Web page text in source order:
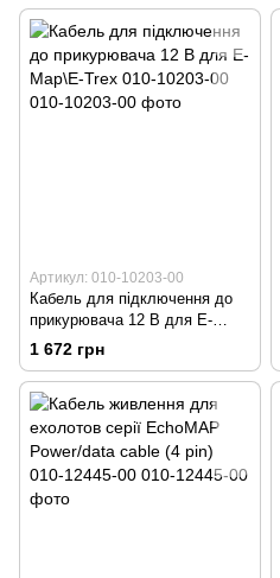
Артикул: 010-10203-00
Кабель для підключення до
прикурювача 12 В для E-
Map\E-Trex 010-10203-00
1 672 грн